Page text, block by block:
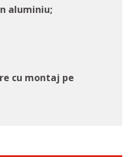
aluminiu;
cu montaj pe